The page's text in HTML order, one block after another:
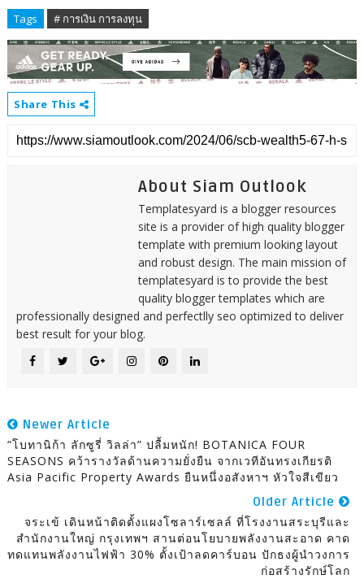
Tags # การเงิน การลงทุน
Share This
About Siam Outlook
Templatesyard is a blogger resources
site is a provider of high quality blogger
template with premium looking layout
and robust design. The main mission of
templatesyard is to provide the best
quality blogger templates which are
professionally designed and perfectlly seo optimized to deliver
best result for your blog.
Newer Article
“โบทานิก้า ลักซูรี่ วิลล่า” ปลื้มหนัก! BOTANICA FOUR
SEASONS คว้ารางวัลด้านความยั่งยืน จากเวทีอันทรงเกียรติ
Asia Pacific Property Awards ยืนหนึ่งอสังหาฯ หัวใจสีเขียว
Older Article
จระเข้ เดินหน้าติดตั้งแผงโซลาร์เซลล์ ที่โรงงานสระบุรีและ
สำนักงานใหญ่ กรุงเทพฯ สานต่อนโยบายพลังงานสะอาด คาด
ทดแทนพลังงานไฟฟ้า 30% ตั้งเป้าลดคาร์บอน ปักธงผู้นำวงการ
ก่อสร้างรักษ์โลก